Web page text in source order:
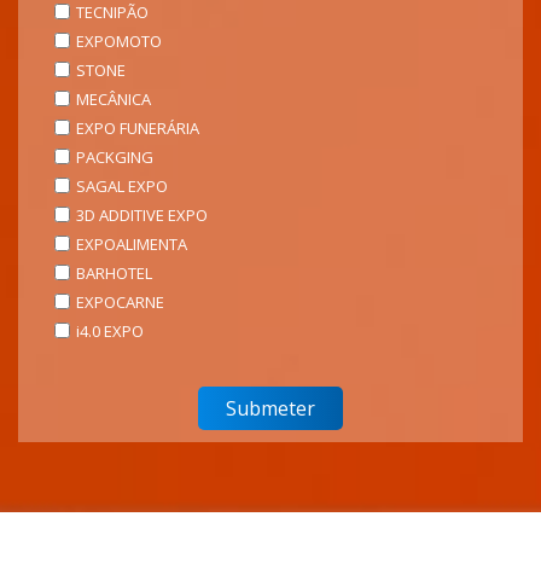
TECNIPÃO
EXPOMOTO
STONE
MECÂNICA
EXPO FUNERÁRIA
PACKGING
SAGAL EXPO
3D ADDITIVE EXPO
EXPOALIMENTA
BARHOTEL
EXPOCARNE
i4.0 EXPO